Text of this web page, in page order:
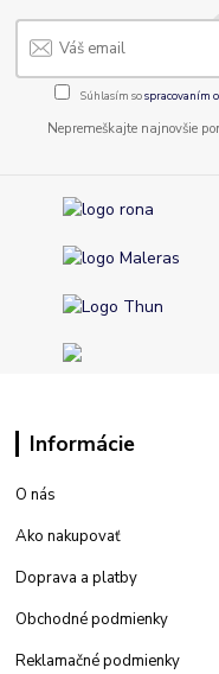
Súhlasím sospracovaním
Nepremeškajte najnovšie
Informácie
O nás
Ako nakupovať
Doprava a platby
Obchodné podmienky
Reklamačné podmienky